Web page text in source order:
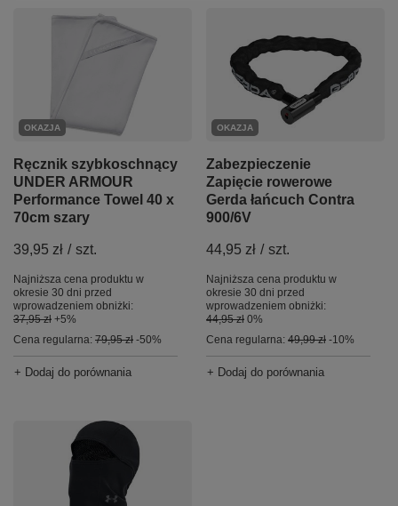
OKAZJA
Ręcznik szybkoschnący
UNDER ARMOUR
Performance Towel 40 x
70cm szary
39,95 zł / szt.
Najniższa cena produktu w
okresie 30 dni przed
wprowadzeniem obniżki:
37,95 zł +5%
Cena regularna: 79,95 zł -50%
+ Dodaj do porównania
OKAZJA
Zabezpieczenie
Zapięcie rowerowe
Gerda łańcuch Contra
900/6V
44,95 zł / szt.
Najniższa cena produktu w
okresie 30 dni przed
wprowadzeniem obniżki:
44,95 zł 0%
Cena regularna: 49,99 zł -10%
+ Dodaj do porównania